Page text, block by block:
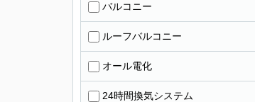
バルコニー
ルーフバルコニー
オール電化
24時間換気システム